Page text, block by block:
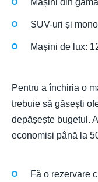
SUV-uri și
Mașini de lux:
Pentru a închiria o
trebuie să găsești
depășește bugetul.
economisi până la
Fă o rezervare